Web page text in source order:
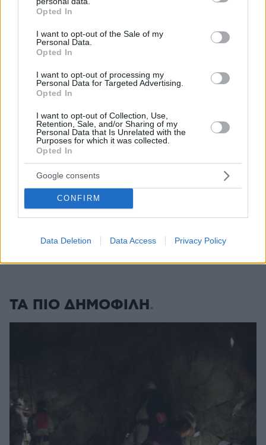
grant or deny consent to Google and its third-party tags to
use your data for below specified purposes in below Google
consent section.
Opted In
I want to opt-out of the Sale of my
Personal Data.
Opted In
I want to opt-out of processing my
Personal Data for Targeted Advertising.
Opted In
I want to opt-out of Collection, Use,
Retention, Sale, and/or Sharing of my
Personal Data that Is Unrelated with the
Purposes for which it was collected.
Opted In
Google consents
CONFIRM
Data Deletion Data Access Privacy Policy
Υπουργείο Υγείας: Στέλνει μήνυμα για ασφαλή
κολύμβηση στους άνω των 60 – 284 θάνατοι από πνιγμό
πέρυσι
ΠΑΟΚ: Βρήκε στον δικό του… εκτελεστή τον νέο του
πριν 28 λεπτά
Η επιστήμη πίσω από την τέλεια μαρμελάδα σύκο
πριν 29 λεπτά
Ένα παλιό βίντεο με τις χορευτικές ικανότητες του Tom
Holland έχει εντυπωσιάσει το διαδίκτυο
πριν 29 λεπτά
Η Bella Hadid μόλις επιβεβαίωσε ότι αυτή είναι το πιο
κομψή απόχρωση ξανθού για το φετινό καλοκαίρι
πριν 39 λεπτά
ΤΑ ΠΙΟ ΔΗΜΟΦΙΛΗ